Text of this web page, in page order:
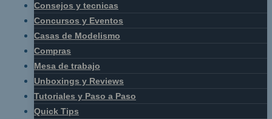
Consejos y tecnicas
Concursos y Eventos
Casas de Modelismo
Compras
Mesa de trabajo
Unboxings y Reviews
Tutoriales y Paso a Paso
Quick Tips